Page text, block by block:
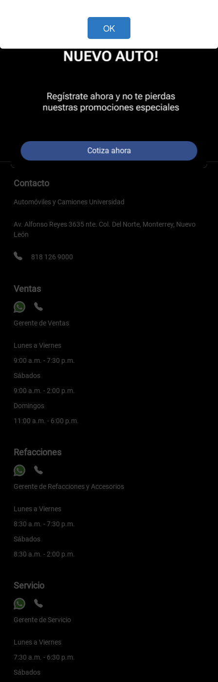
Contacto
Automóviles y Camiones Universidad
Av. Alfonso Reyes 3635 nte. Col. Del Norte, Monterrey, Nuevo
León
818 126 9000
Ventas
Gerente de Ventas
Lunes a Viernes
9:00 a.m. - 7:30 p.m.
Sábados
9:00 a.m. - 2:00 p.m.
Domingos
11:00 a.m. - 6:00 p.m.
Refacciones
Gerente de Refacciones y Accesorios
Lunes a Viernes
8:30 a.m. - 7:30 p.m.
Sábados
8:30 a.m. - 2:00 p.m.
Servicio
Gerente de Servicio
Lunes a Viernes
7:30 a.m. - 6:30 p.m.
Sábados
Cotiza ahora
OK